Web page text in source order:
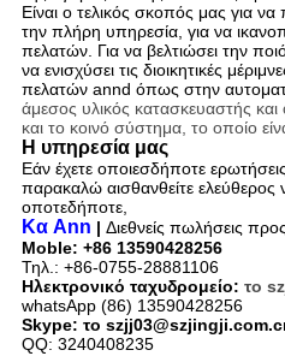
Είναι ο τελικός σκοπός μας για
την πλήρη υπηρεσία, για να
πελατών. Για να βελτιώσει την
να ενισχύσει τις διοικητικές
πελατών annd όπως στην
άμεσος υλικός κατασκευαστής
και το κοινό σύστημα, το οποίο
Η υπηρεσία μας
Εάν έχετε οποιεσδήποτε
παρακαλώ αισθανθείτε ελεύθερος
οποτεδήποτε,
Κα Ann | Διεθνείς πωλήσεις
Moble: +86 13590428256
Τηλ.: +86-0755-28881106
Ηλεκτρονικό ταχυδρομείο: το
whatsApp (86) 13590428256
Skype: το
QQ: 3240408235